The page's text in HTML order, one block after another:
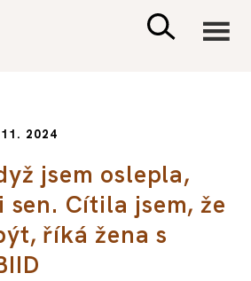
PSYCHOLOGIE
A DĚTI
2024
jsem oslepla,
sen. Cítila jsem, že
říká žena s